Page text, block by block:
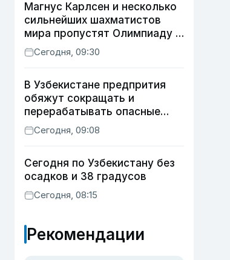
Магнус Карлсен и несколько
сильнейших шахматистов
мира пропустят Олимпиаду в
Самарканде
Сегодня, 09:30
В Узбекистане предпрития
обяжут сокращать и
перерабатывать опасные
отходы
Сегодня, 09:08
Сегодня по Узбекистану без
осадков и 38 градусов
Сегодня, 08:15
Рекомендации